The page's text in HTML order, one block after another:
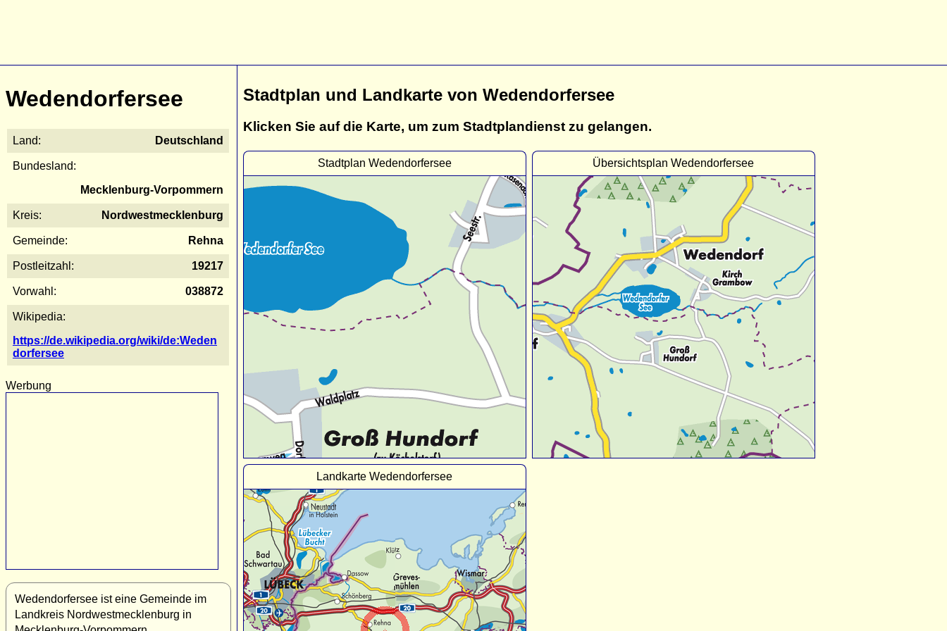
Wedendorfersee
Land: Deutschland
Bundesland:
Mecklenburg-Vorpommern
Kreis: Nordwestmecklenburg
Gemeinde: Rehna
Postleitzahl: 19217
Vorwahl: 038872
Wikipedia:
https://de.wikipedia.org/wiki/de:Weden
dorfersee
Werbung
Wedendorfersee ist eine Gemeinde im
Landkreis Nordwestmecklenburg in
Stadtplan und Landkarte von Wedendorfersee
Klicken Sie auf die Karte, um zum Stadtplandienst zu gelangen.
Stadtplan Wedendorfersee Übersichtsplan Wedendorfersee
Landkarte Wedendorfersee